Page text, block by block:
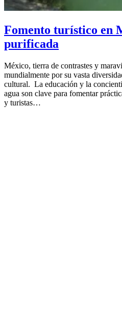
Fomento turístico en
purificada
México, tierra de contrastes y
mundialmente por su vasta
cultural. La educación y la
agua son clave para fomentar
y turistas…